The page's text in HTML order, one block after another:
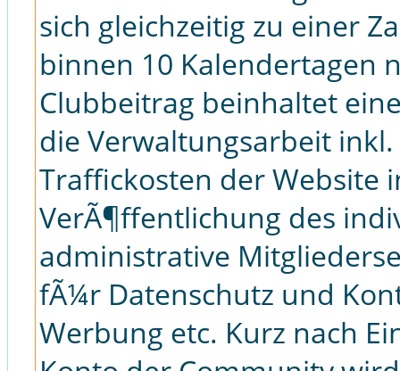
sich gleichzeitig zu einer
binnen 10 Kalendertagen
Clubbeitrag beinhaltet
die Verwaltungsarbeit
Traffickosten der Website
VerÃ¶ffentlichung des
administrative
fÃ¼r Datenschutz und
Werbung etc. Kurz nach